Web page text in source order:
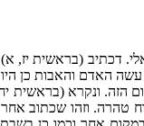
דכתיב (בראשית
האדם והאבות כן
הזה. ונקרא
טהרה. וזהו שכתוב